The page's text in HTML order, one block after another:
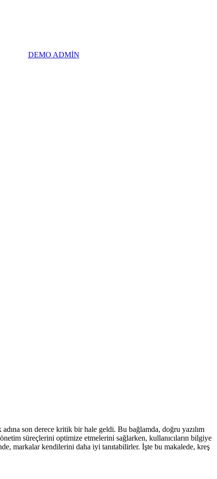
DEMO ADMİN
son derece kritik bir hale geldi. Bu bağlamda, doğru yazılım
süreçlerini optimize etmelerini sağlarken, kullanıcıların bilgiye
markalar kendilerini daha iyi tanıtabilirler. İşte bu makalede, kreş